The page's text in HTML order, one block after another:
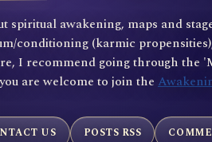
spiritual awakening, maps and
conditioning (karmic
I recommend going through the
are welcome to join the
US POSTS RSS